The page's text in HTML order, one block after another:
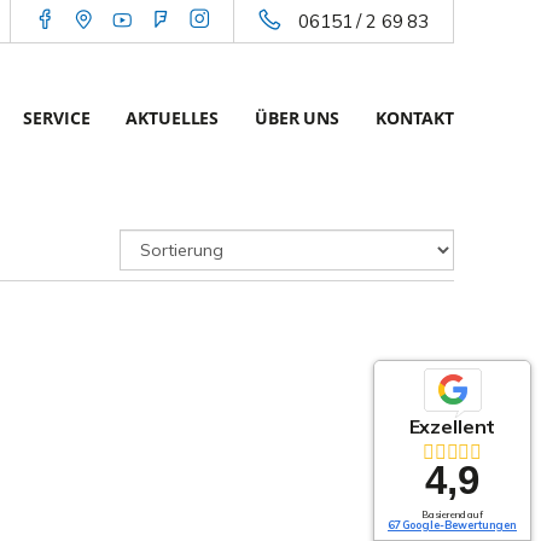
06151 / 2 69 83
SERVICE AKTUELLES ÜBER UNS KONTAKT
Exzellent
4,9
Basierend auf
67 Google-Bewertungen